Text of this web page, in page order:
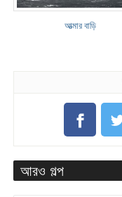
আত্মার বাড়ি
আরও গল্প